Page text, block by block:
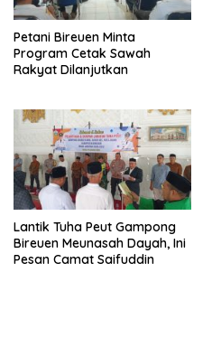
Petani Bireuen Minta
Program Cetak Sawah
Rakyat Dilanjutkan
Lantik Tuha Peut Gampong
Bireuen Meunasah Dayah, Ini